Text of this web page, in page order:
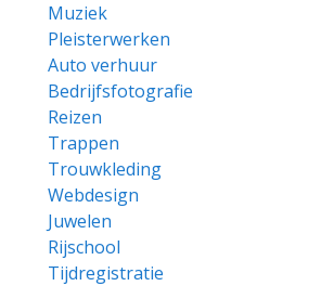
Muziek
Pleisterwerken
Auto verhuur
Bedrijfsfotografie
Reizen
Trappen
Trouwkleding
Webdesign
Juwelen
Rijschool
Tijdregistratie